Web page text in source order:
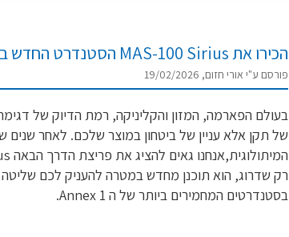
הכירו את MAS-100 Sirius הסטנדרט החדש בניטור אוויר מיקרוביאלי
פורסם ע"י אורי חזום, 19/02/2026
בעולם הפארמה, המזון והקליניקה, רמת הדיוק של דגימת
המיתולוגית,אנחנו גאים להציג את פריצת הדרך הבאה MAS-100 Sirius.
רק שדרוג, הוא תוכנן מחדש במטרה להעניק לכם
בסטנדרטים המחמירים ביותר של ה Annex 1.